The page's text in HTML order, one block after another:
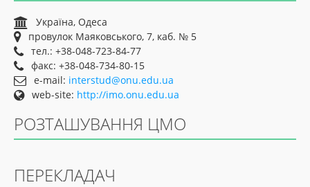
Україна, Одеса
провулок Маяковського, 7, каб. № 5
тел.: +38-048-723-84-77
факс: +38-048-734-80-15
e-mail: interstud@onu.edu.ua
web-site: http://imo.onu.edu.ua
РОЗТАШУВАННЯ ЦМО
ПЕРЕКЛАДАЧ